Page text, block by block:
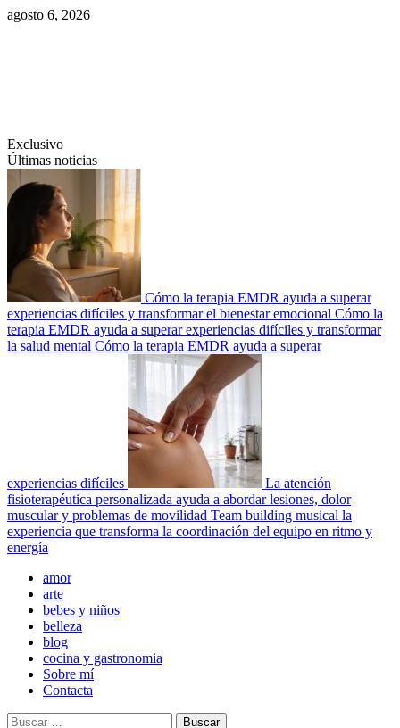
Saltar
agosto 6, 2026
Exclusivo
Últimas noticias
Cómo la terapia EMDR ayuda a superar
experiencias difíciles y transformar el bienestar emocional Cómo la
terapia EMDR ayuda a superar experiencias difíciles y transformar
la salud mental Cómo la terapia EMDR ayuda a superar
experiencias difíciles
La atención
fisioterapéutica personalizada ayuda a abordar lesiones, dolor
muscular y problemas de movilidad Team building musical la
experiencia que transforma la coordinación del equipo en ritmo y
energía
Menú
principal
amor
arte
bebes y niños
belleza
blog
cocina y gastronomia
Sobre mí
Contacta
Buscar: